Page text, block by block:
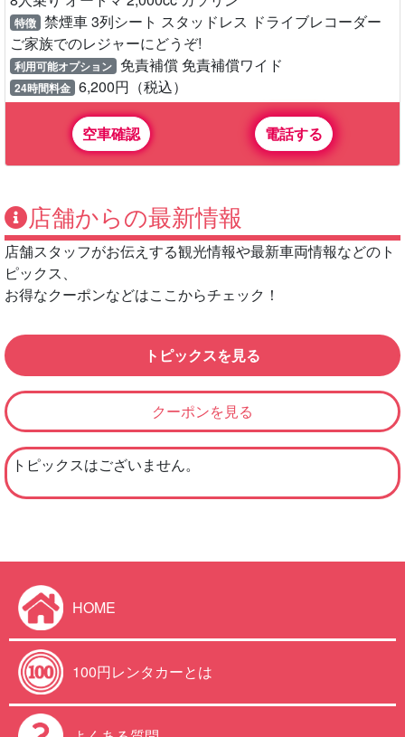
8人乗り オートマ 2,000cc ガソリン
特徴 禁煙車 3列シート スタッドレス ドライブレコーダー
ご家族でのレジャーにどうぞ!
利用可能オプション 免責補償 免責補償ワイド
店舗からの最新情報
店舗スタッフがお伝えする観光情報や最新車両情報などのト
ピックス、
クーポンを見る
トピックスはございません。